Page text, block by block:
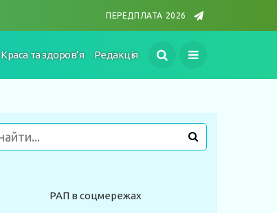
ПЕРЕДПЛАТА 2026
Краса та здоров’я Редакція
РАП в соцмережах